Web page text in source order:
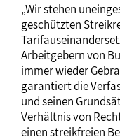
„Wir stehen
geschützten
Arbeitgebern von
immer wieder
garantiert die
und seinen
Verhältnis von
einen streikfreien